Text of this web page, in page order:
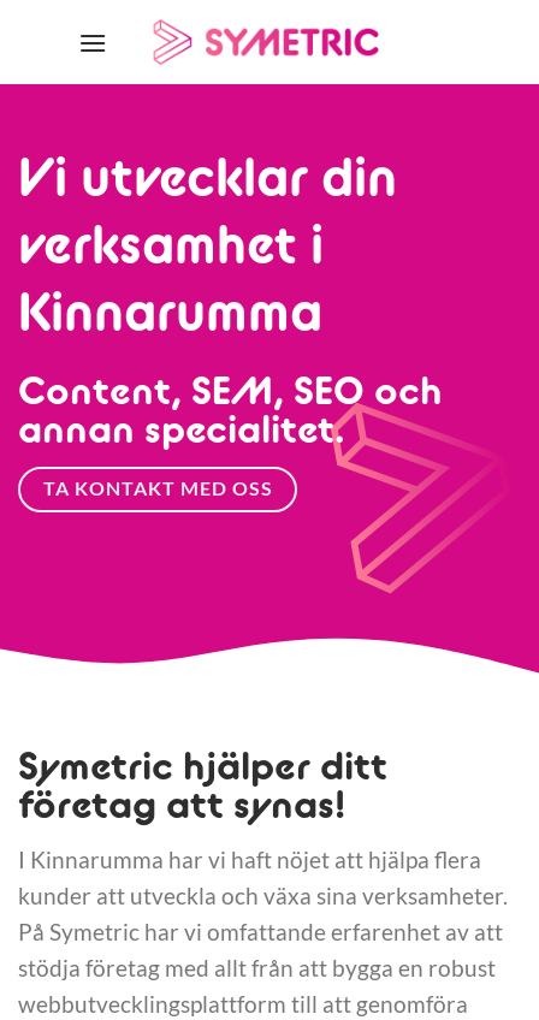
Vi utvecklar din
verksamhet i
Kinnarumma
Content, SEM, SEO och
annan specialitet.
TA KONTAKT MED OSS
Symetric hjälper ditt
företag att synas!
I Kinnarumma har vi haft nöjet att hjälpa flera
kunder att utveckla och växa sina verksamheter.
På Symetric har vi omfattande erfarenhet av att
stödja företag med allt från att bygga en robust
webbutvecklingsplattform till att genomföra